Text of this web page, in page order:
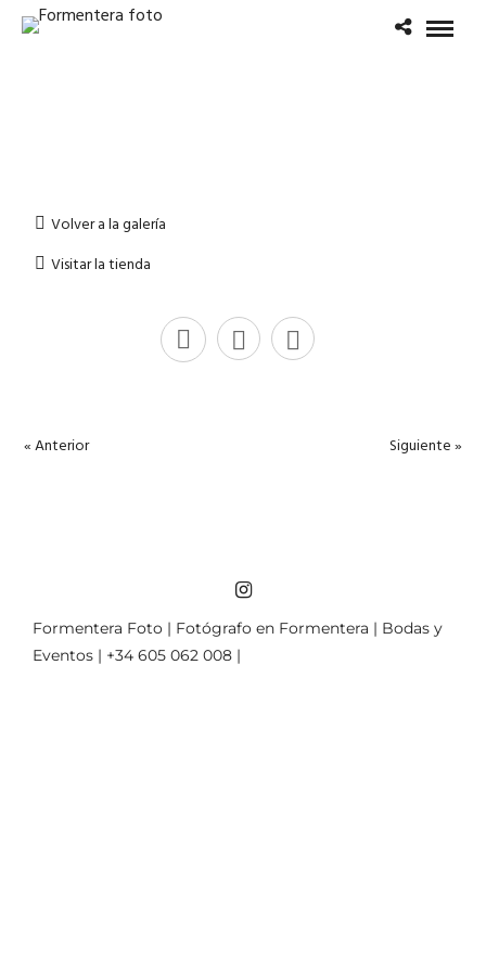
Volver a la galería
Visitar la tienda
« Anterior Siguiente »
Formentera Foto | Fotógrafo en Formentera | Bodas y
Eventos | +34 605 062 008 |